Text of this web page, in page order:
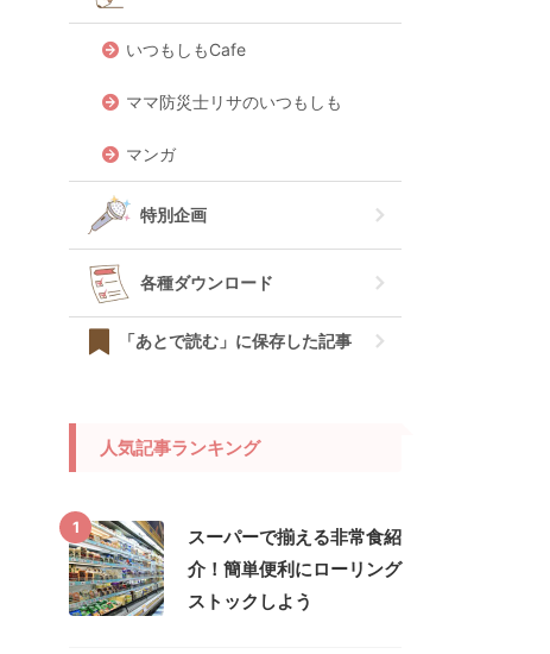
いつもしもCafe
ママ防災士リサのいつもしも
マンガ
特別企画
各種ダウンロード
「あとで読む」に保存した記事
人気記事ランキング
1
スーパーで揃える非常食紹
介！簡単便利にローリング
ストックしよう